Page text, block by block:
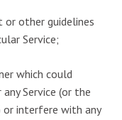
other guidelines
Service;
which could
Service (or the
or interfere with any